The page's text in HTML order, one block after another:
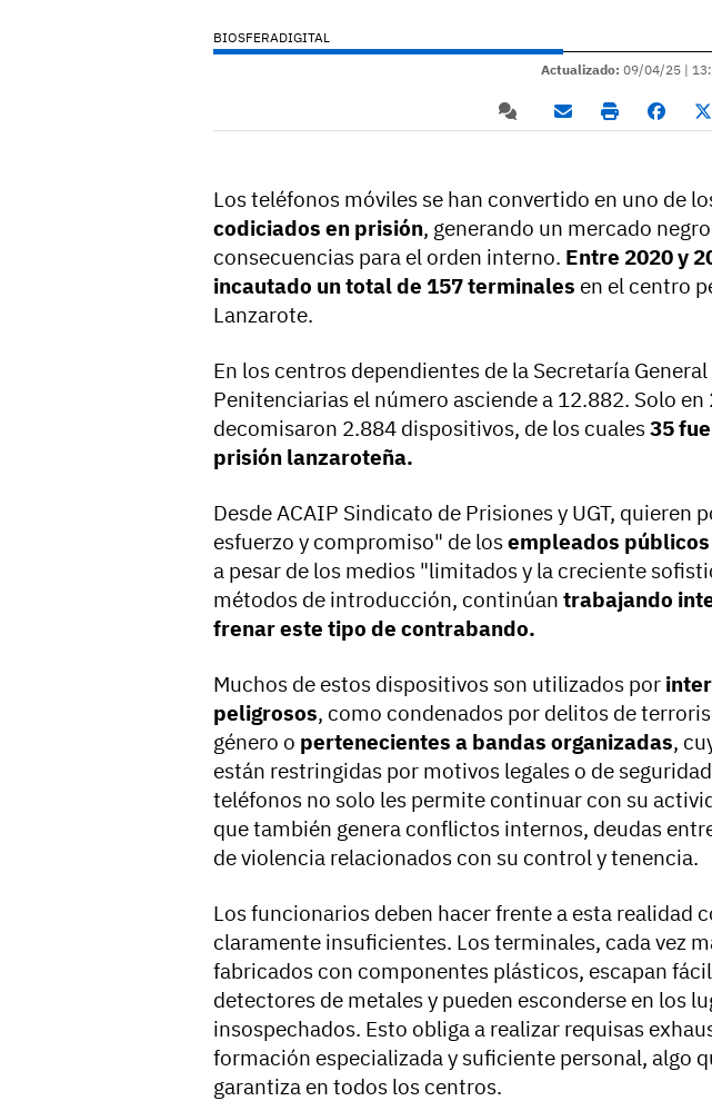
BIOSFERADIGITAL
Actualizado: 09/04/25 |
Los teléfonos móviles se han convertido en uno de
codiciados en prisión, generando un mercado
consecuencias para el orden interno. Entre 2020 y
incautado un total de 157 terminales en el centro
Lanzarote.
En los centros dependientes de la Secretaría
Penitenciarias el número asciende a 12.882. Solo en
decomisaron 2.884 dispositivos, de los cuales35
prisión lanzaroteña.
Desde ACAIP Sindicato de Prisiones y UGT, quieren
esfuerzo y compromiso" de losempleados
a pesar de los medios "limitados y la creciente
métodos de introducción, continúan trabajando
frenar este tipo de contrabando.
Muchos de estos dispositivos son utilizados por
peligrosos, como condenados por delitos de
género o pertenecientes a bandas organizadas,
están restringidas por motivos legales o de
teléfonos no solo les permite continuar con su
que también genera conflictos internos, deudas
de violencia relacionados con su control y tenencia.
Los funcionarios deben hacer frente a esta realidad
claramente insuficientes. Los terminales, cada vez
fabricados con componentes plásticos, escapan
detectores de metales y pueden esconderse en los
insospechados. Esto obliga a realizar requisas
formación especializada y suficiente personal, algo
garantiza en todos los centros.